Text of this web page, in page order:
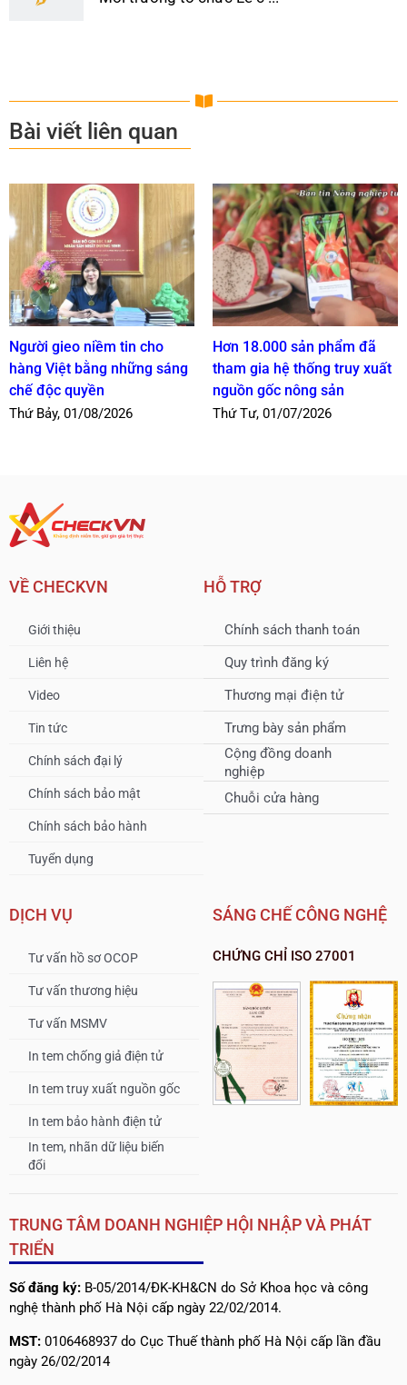
Bài viết liên quan
Người gieo niềm tin cho
hàng Việt bằng những sáng
chế độc quyền
Thứ Bảy, 01/08/2026
Hơn 18.000 sản phẩm đã
tham gia hệ thống truy xuất
nguồn gốc nông sản
Thứ Tư, 01/07/2026
VỀ CHECKVN
Giới thiệu
Liên hệ
Video
Tin tức
Chính sách đại lý
Chính sách bảo mật
Chính sách bảo hành
Tuyển dụng
HỖ TRỢ
Chính sách thanh toán
Quy trình đăng ký
Thương mại điện tử
Trưng bày sản phẩm
Cộng đồng doanh
nghiệp
Chuỗi cửa hàng
DỊCH VỤ
Tư vấn hồ sơ OCOP
Tư vấn thương hiệu
Tư vấn MSMV
In tem chống giả điện tử
In tem truy xuất nguồn gốc
In tem bảo hành điện tử
In tem, nhãn dữ liệu biến
đổi
SÁNG CHẾ CÔNG NGHỆ
CHỨNG CHỈ ISO 27001
TRUNG TÂM DOANH NGHIỆP HỘI NHẬP VÀ PHÁT
TRIỂN
Số đăng ký: B-05/2014/ĐK-KH&CN do Sở Khoa học và công
nghệ thành phố Hà Nội cấp ngày 22/02/2014.
MST: 0106468937 do Cục Thuế thành phố Hà Nội cấp lần đầu
ngày 26/02/2014